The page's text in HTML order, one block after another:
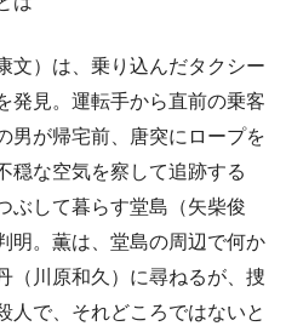
文）は、乗り込んだタクシー
発見。運転手から直前の乗客
男が帰宅前、唐突にロープを
穏な空気を察して追跡する
ぶして暮らす堂島（矢柴俊
明。薫は、堂島の周辺で何か
（川原和久）に尋ねるが、捜
人で、それどころではないと